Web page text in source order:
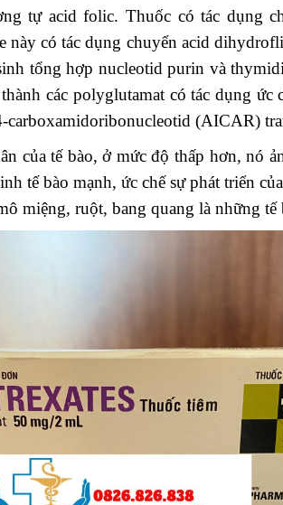
tự acid folic. Thuốc có tác dụng
này có tác dụng chuyển acid
tổng hợp nucleotid purin và
các polyglutamat có tác dụng
(AICAR)
của tế bào, ở mức độ thấp hơn, nó
tế bào mạnh, ức chế sự phát triển
miệng, ruột, bang quang là những tế